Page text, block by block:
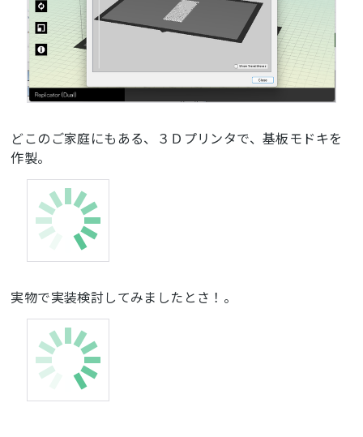
どこのご家庭にもある、３Ｄプリンタで、基板モドキを
作製。
実物で実装検討してみましたとさ！。